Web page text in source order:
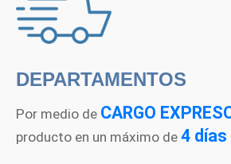
DEPARTAMENTOS
Por medio de CARGO
producto en un máximo de 4 días